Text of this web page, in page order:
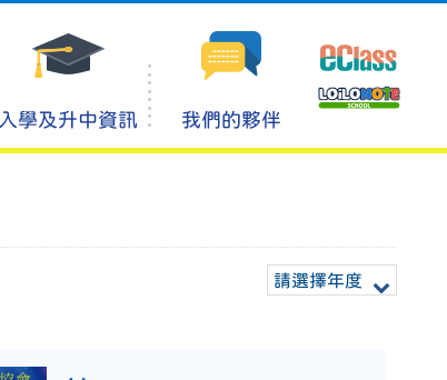
入學及升中資訊 我們的夥伴
請選擇年度